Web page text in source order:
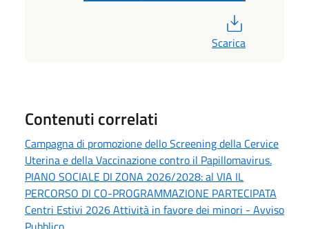
Scarica
Contenuti correlati
Campagna di promozione dello Screening della Cervice
Uterina e della Vaccinazione contro il Papillomavirus.
PIANO SOCIALE DI ZONA 2026/2028: al VIA IL
PERCORSO DI CO-PROGRAMMAZIONE PARTECIPATA
Centri Estivi 2026 Attività in favore dei minori - Avviso